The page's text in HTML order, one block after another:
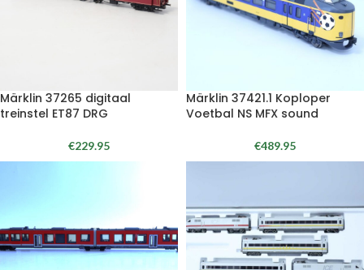
Märklin 37265 digitaal
treinstel ET87 DRG
€229.95
Märklin 37421.1 Koploper
Voetbal NS MFX sound
€489.95